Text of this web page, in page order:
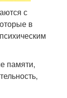
с
в
памяти,